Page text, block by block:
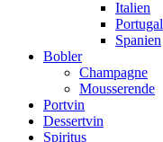
Italien
Portugal
Spanien
Bobler
Champagne
Mousserende
Portvin
Dessertvin
Spiritus